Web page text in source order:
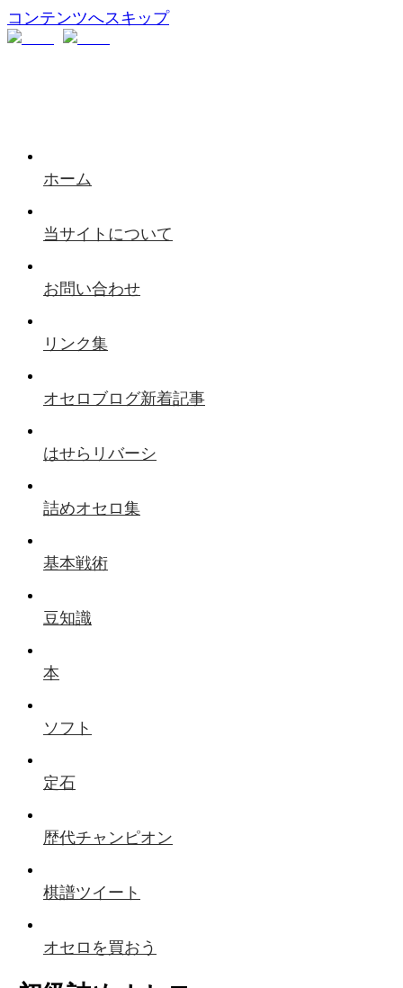
コンテンツへスキップ
ホーム
当サイトについて
お問い合わせ
リンク集
オセロブログ新着記事
はせらリバーシ
詰めオセロ集
基本戦術
豆知識
本
ソフト
定石
歴代チャンピオン
棋譜ツイート
オセロを買おう